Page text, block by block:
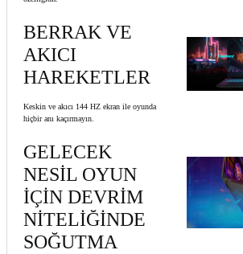
BERRAK VE
AKICI
HAREKETLER
Keskin ve akıcı 144 HZ ekran ile oyunda
hiçbir anı kaçırmayın.
GELECEK
NESİL OYUN
İÇİN DEVRİM
NİTELİĞİNDE
SOĞUTMA